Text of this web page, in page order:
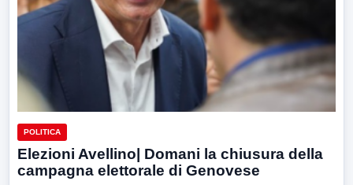
POLITICA
Elezioni Avellino| Domani la chiusura della
campagna elettorale di Genovese